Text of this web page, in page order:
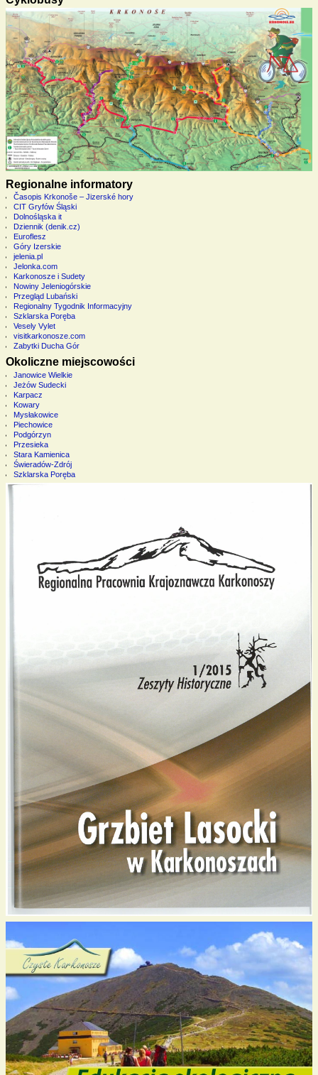
Regionalne informatory
Časopis Krkonoše – Jizerské hory
CIT Gryfów Śląski
Dolnośląska it
Dziennik (denik.cz)
Euroflesz
Góry Izerskie
jelenia.pl
Jelonka.com
Karkonosze i Sudety
Nowiny Jeleniogórskie
Przegląd Lubański
Regionalny Tygodnik Informacyjny
Szklarska Poręba
Vesely Vylet
visitkarkonosze.com
Zabytki Ducha Gór
Okoliczne miejscowości
Janowice Wielkie
Jeżów Sudecki
Karpacz
Kowary
Mysłakowice
Piechowice
Podgórzyn
Przesieka
Stara Kamienica
Świeradów-Zdrój
Szklarska Poręba